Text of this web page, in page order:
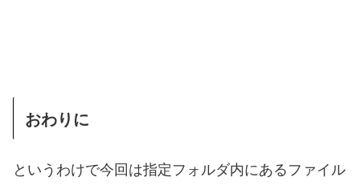
おわりに
というわけで今回は指定フォルダ内にあるファイル